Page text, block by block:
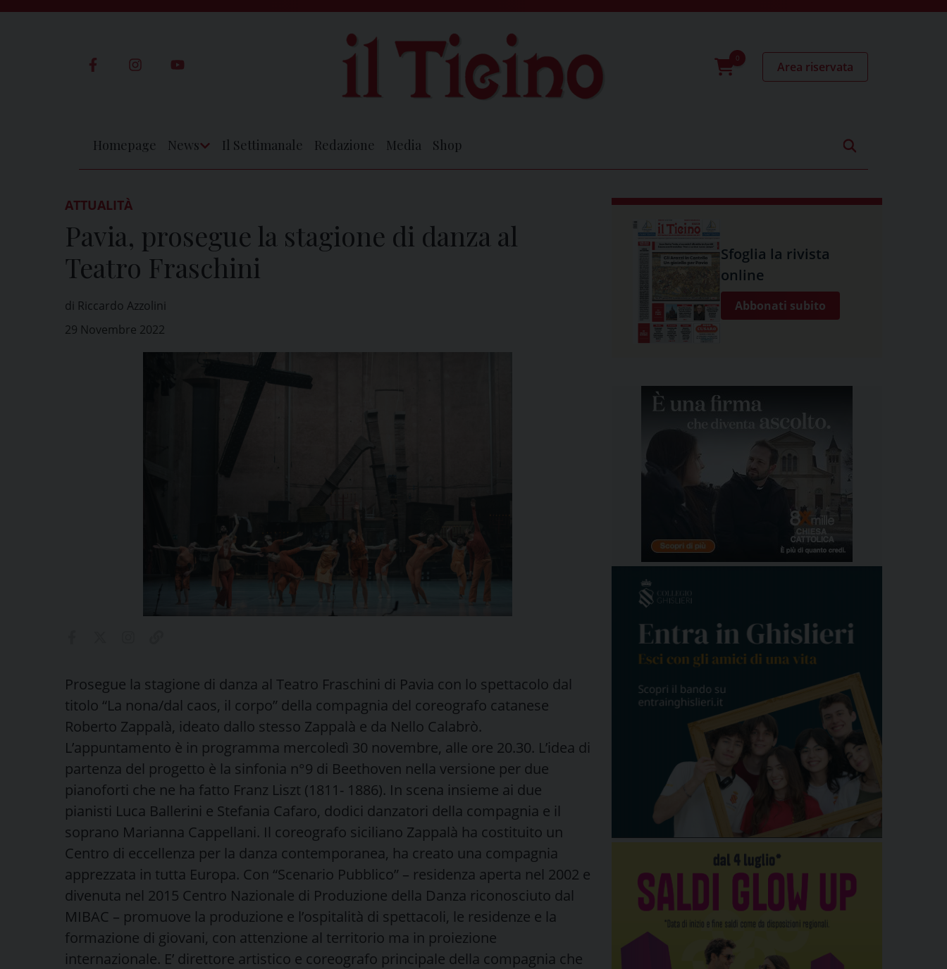
0
Area riservata
Homepage News Il Settimanale Redazione Media Shop
ATTUALITÀ
Pavia, prosegue la stagione di danza al
Teatro Fraschini
di Riccardo Azzolini
29 Novembre 2022
Prosegue la stagione di danza al Teatro Fraschini di Pavia con lo spettacolo dal
titolo “La nona/dal caos, il corpo” della compagnia del coreografo catanese
Roberto Zappalà, ideato dallo stesso Zappalà e da Nello Calabrò.
L’appuntamento è in programma mercoledì 30 novembre, alle ore 20.30. L’idea di
partenza del progetto è la sinfonia n°9 di Beethoven nella versione per due
pianoforti che ne ha fatto Franz Liszt (1811- 1886). In scena insieme ai due
pianisti Luca Ballerini e Stefania Cafaro, dodici danzatori della compagnia e il
soprano Marianna Cappellani. Il coreografo siciliano Zappalà ha costituito un
Centro di eccellenza per la danza contemporanea, ha creato una compagnia
apprezzata in tutta Europa. Con “Scenario Pubblico” – residenza aperta nel 2002 e
divenuta nel 2015 Centro Nazionale di Produzione della Danza riconosciuto dal
MIBAC – promuove la produzione e l’ospitalità di spettacoli, le residenze e la
formazione di giovani, con attenzione al territorio ma in proiezione
internazionale. E’ direttore artistico e coreografo principale della compagnia che
Sfoglia la rivista
online
Abbonati subito